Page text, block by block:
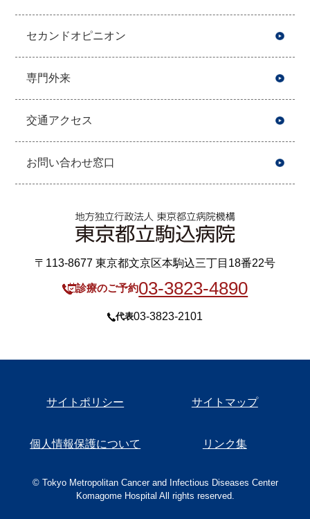
セカンドオピニオン
専門外来
交通アクセス
お問い合わせ窓口
〒113-8677 東京都文京区本駒込三丁目18番22号
診療のご予約03-3823-4890
代表03-3823-2101
サイトポリシー サイトマップ
個人情報保護について リンク集
© Tokyo Metropolitan Cancer and Infectious Diseases Center
Komagome Hospital All rights reserved.